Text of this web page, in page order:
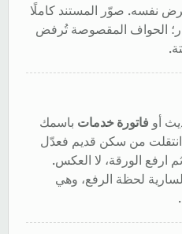
نفسه. صوّر المستند كاملًا
الحواف المقصوصة تُرفض
أو فاتورة خدمات باسمك
من سكن قديم فعدّل
ارفع الورقة، لا العكس.
لحظة الرفع، وهي